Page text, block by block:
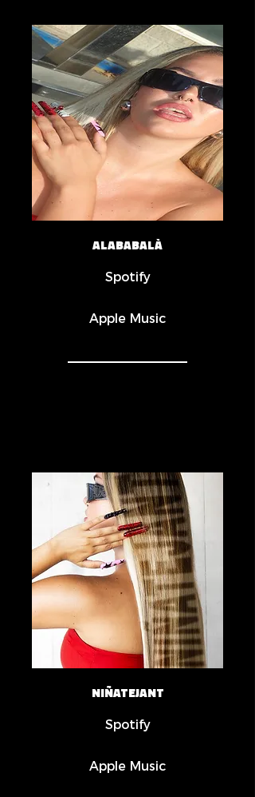
ALABABALÀ
Spotify
Apple Music
NIÑATEJANT
Spotify
Apple Music